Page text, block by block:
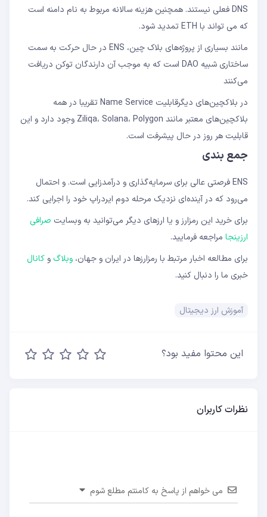
DNS فعلی نیستند. همچنین هزینه سالانه مربوط به نام دامنه است
که می تواند با ETH تمدید شود.
مانند بسیاری از پروژه‌های بلاک چین، ENS در حال حرکت به سمت
ساختاری شبیه DAO است که به موجب آن دارندگان توکن دریافت
می‌کنند
در بلاکچین‌های دیگرقابلیت Name Service تقریبا در همه
بلاکچین‌های معتبر مانند Ziliqa، Solana، Polygon وجود دارد و این
قابلیت هر روز در حال پیشرفت است.
جمع بندی
ENS فرصتی عالی برای سرمایه‌گذاری و درآمدزایی است. و احتمال
می‌رود که در آینده‌‍‌ای نزدیک مرحله دوم ایردراپ‌ خود را اجرایی کند.
برای خرید این رمزارز و یا ارزهای دیگر می‌توانید به وبسایت صرافی
ارزینجا مراجعه فرمایید.
برای مطالعه اخبار مرتبط با رمزارزها در ایران و جهان، وبلاگ و کانال
خبری ما را دنبال کنید.
آموزش ارز دیجیتال
این محتوا مفید بود؟
نظرات کاربران
می خواهم از پاسخ به کامنتم مطلع شوم